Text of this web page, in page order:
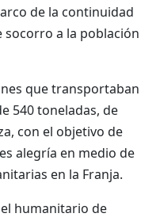
de la continuidad
a la población
que transportaban
540 toneladas, de
con el objetivo de
alegría en medio de
en la Franja.
humanitario de